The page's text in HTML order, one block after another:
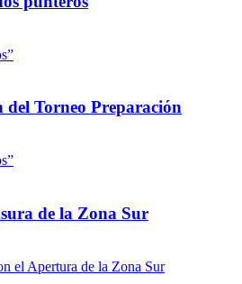
del Torneo Preparación
de la Zona Sur